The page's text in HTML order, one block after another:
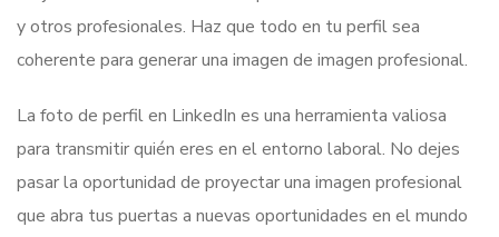
y otros profesionales. Haz que todo en tu perfil sea
coherente para generar una imagen de imagen profesional.
La foto de perfil en LinkedIn es una herramienta valiosa
para transmitir quién eres en el entorno laboral. No dejes
pasar la oportunidad de proyectar una imagen profesional
que abra tus puertas a nuevas oportunidades en el mundo